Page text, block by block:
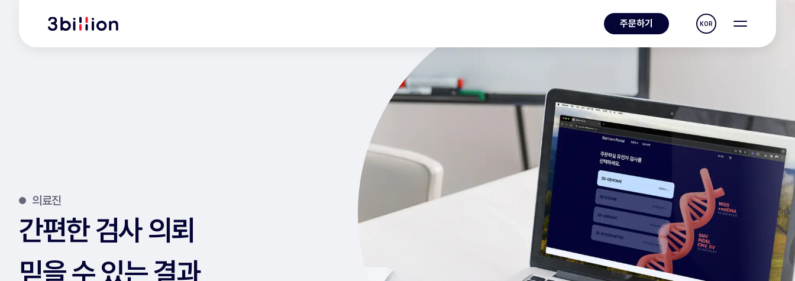
주문하기 KOR
의료진
간편한 검사 의뢰
믿을 수 있는 결과